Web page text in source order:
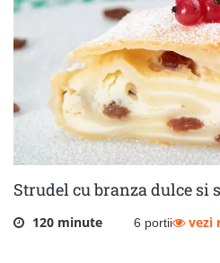
Strudel cu branza dulce si
120 minute 6 portii vezi